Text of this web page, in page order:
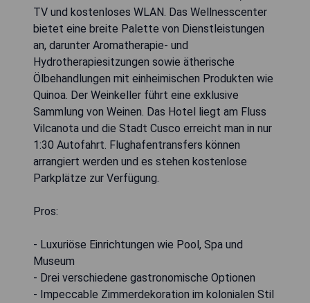
TV und kostenloses WLAN. Das Wellnesscenter
bietet eine breite Palette von Dienstleistungen
an, darunter Aromatherapie- und
Hydrotherapiesitzungen sowie ätherische
Ölbehandlungen mit einheimischen Produkten wie
Quinoa. Der Weinkeller führt eine exklusive
Sammlung von Weinen. Das Hotel liegt am Fluss
Vilcanota und die Stadt Cusco erreicht man in nur
1:30 Autofahrt. Flughafentransfers können
arrangiert werden und es stehen kostenlose
Parkplätze zur Verfügung.
Pros:
- Luxuriöse Einrichtungen wie Pool, Spa und
Museum
- Drei verschiedene gastronomische Optionen
- Impeccable Zimmerdekoration im kolonialen Stil